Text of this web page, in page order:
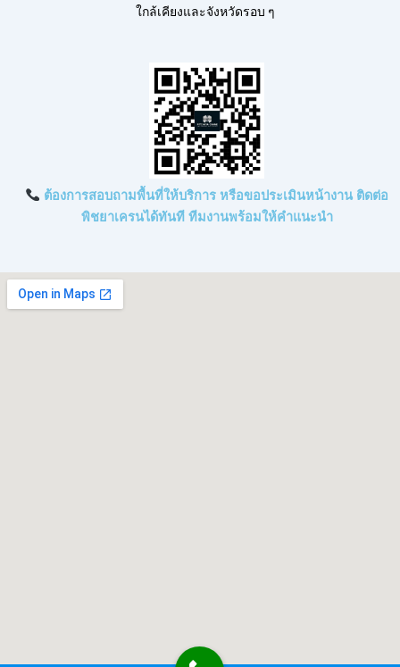
ใกล้เคียงและจังหวัดรอบ ๆ
ต้องการสอบถามพื้นที่ให้บริการ หรือขอประเมินหน้างาน ติดต่อ
พิชยาเครนได้ทันที ทีมงานพร้อมให้คำแนะนำ